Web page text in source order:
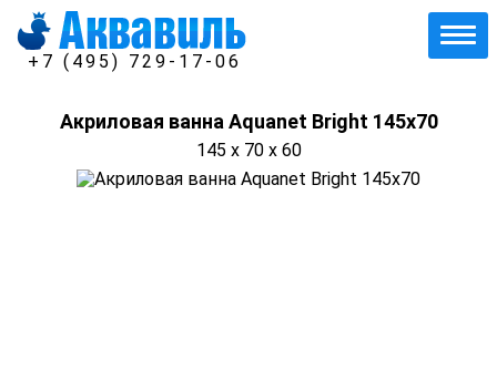
+7 (495) 729-17-06
Акриловая ванна Aquanet Bright 145x70
145 x 70 x 60